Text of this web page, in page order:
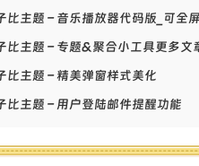
比主题 – 音乐播放器代码版_可全屏
比主题 – 专题&聚合小工具更多文
比主题 – 精美弹窗样式美化
比主题 – 用户登陆邮件提醒功能